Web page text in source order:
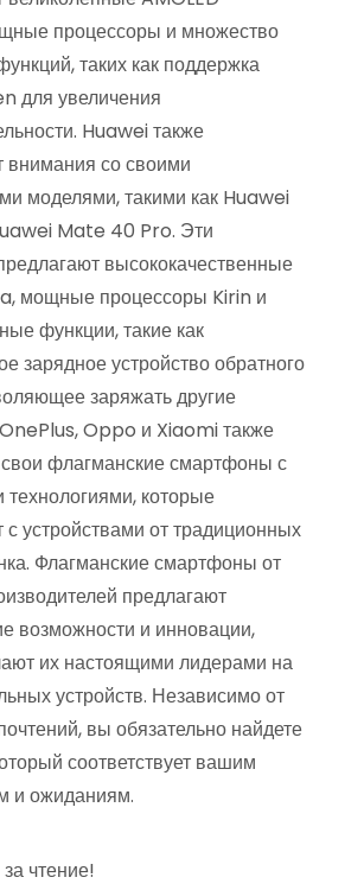
процессоры и множество
таких как поддержка
для увеличения
Huawei также
внимания со своими
моделями, такими как Huawei
Mate 40 Pro. Эти
высококачественные
мощные процессоры Kirin и
функции, такие как
зарядное устройство обратного
заряжать другие
OnePlus, Oppo и Xiaomi также
флагманские смартфоны с
которые
с устройствами от традиционных
Флагманские смартфоны от
предлагают
возможности и инновации,
их настоящими лидерами на
устройств. Независимо от
вы обязательно найдете
соответствует вашим
и ожиданиям.
чтение!